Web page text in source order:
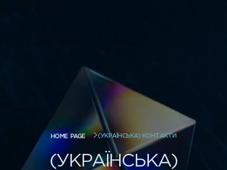
HOME PAGE (УКРАЇНСЬКА) КОНТАКТИ
(УКРАЇНСЬКА)